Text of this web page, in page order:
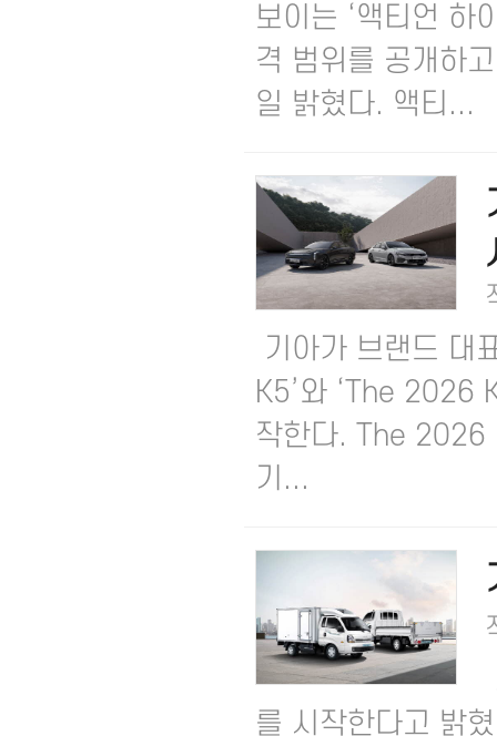
보이는 ‘액티언 하
격 범위를 공개하
일 밝혔다. 액티...
기아가 브랜드 대
K5’와 ‘The 2026
작한다.​ The 2026
기...
를 시작한다고 밝